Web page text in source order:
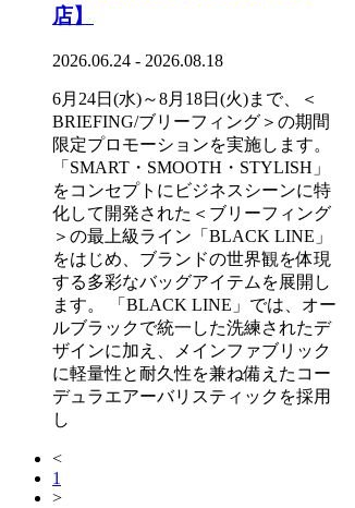
店】
2026.06.24 - 2026.08.18
6月24日(水)～8月18日(火)まで、＜
BRIEFING/ブリーフィング＞の期間
限定プロモーションを実施します。
「SMART・SMOOTH・STYLISH」
をコンセプトにビジネスシーンに特
化して開発された＜ブリーフィング
＞の最上級ライン「BLACK LINE」
をはじめ、ブランドの世界観を体現
する多彩なバッグアイテムを展開し
ます。 「BLACK LINE」では、オー
ルブラックで統一した洗練されたデ
ザインに加え、メインファブリック
に軽量性と耐久性を兼ね備えたコー
デュラエアーバリスティックを採用
し
<
1
>